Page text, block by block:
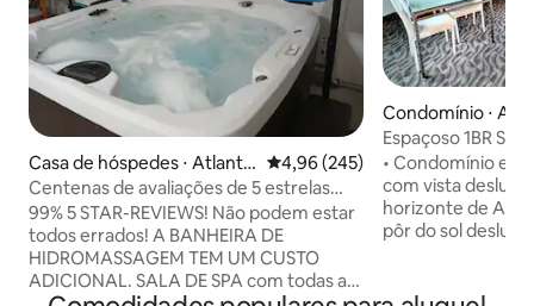
Casa de hóspedes ⋅ Atlantic
City
4,96 de uma avaliação média de
4,96 (245)
Centenas de avaliações de 5 estrelas
com vista para o mar e calçadão
99% 5 STAR-REVIEWS! Não podem estar
todos errados! A BANHEIRA DE
HIDROMASSAGEM TEM UM CUSTO
ADICIONAL. SALA DE SPA com todas as
Condomínio ⋅
Espaçoso 1BR
Estacionamento
• Condomínio
com vista
horizonte de
pôr do sol
Área de estar